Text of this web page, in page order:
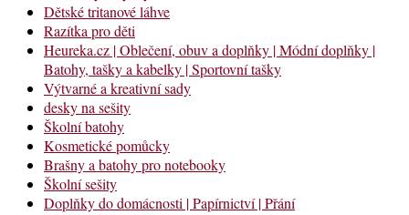
Dětské tritanové láhve
Razítka pro děti
Heureka.cz | Oblečení, obuv a doplňky | Módní doplňky |
Batohy, tašky a kabelky | Sportovní tašky
Výtvarné a kreativní sady
desky na sešity
Školní batohy
Kosmetické pomůcky
Brašny a batohy pro notebooky
Školní sešity
Doplňky do domácnosti | Papírnictví | Přání